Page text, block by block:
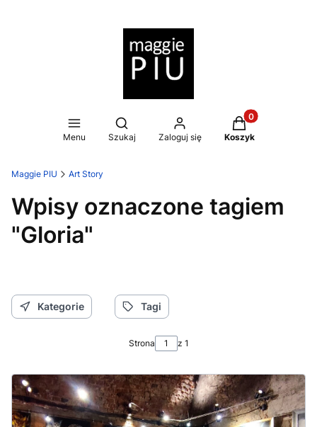
Menu
Otwórz wyszukiwarkę
Szukaj Zaloguj się
Produkty w
Koszyk
Maggie PIU Art Story
Wpisy oznaczone tagiem
"Gloria"
Kategorie Tagi
Strona z 1